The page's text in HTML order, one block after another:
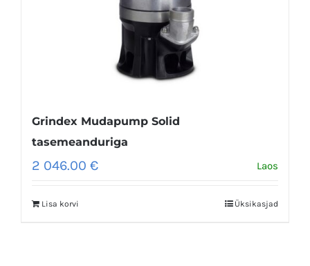
Grindex Mudapump Solid
tasemeanduriga
2 046.00 € Laos
Lisa korvi Üksikasjad